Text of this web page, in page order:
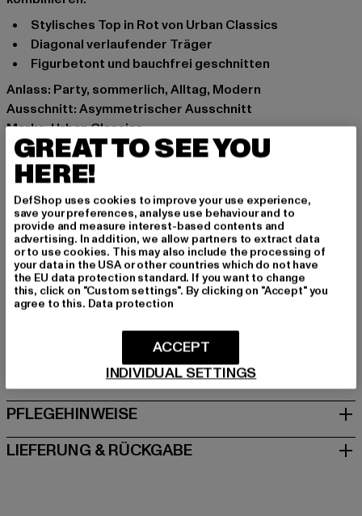
Stylisches Top in Rot von Urban Classics
Diagonal verlaufender Träger
Figurbetont und bauchfrei geschnitten
Anlass: Party, sommerlich, Alltag, Modern
Ausschnitt: Asymmetrischer Ausschnitt
Marke: Urban Classics
Kat.: Tops
Farbe: rot
Hersteller Farbe: terracotta
Materialzusammensetzung: 95% Baumwolle, 5%
Elasthan
Art.Nr: TB5977-04420
Hersteller: TB International GmbH |info@tbint.de
Dr.-Robert-Murjahn-Straße 7 | 64372 Ober-Ramstadt |
GRÖSSE & PASSFORM
PFLEGEHINWEISE
LIEFERUNG & RÜCKGABE
GREAT TO SEE YOU
HERE!
DefShop uses cookies to improve your use experience,
save your preferences, analyse use behaviour and to
provide and measure interest-based contents and
advertising. In addition, we allow partners to extract data
or to use cookies. This may also include the processing of
your data in the USA or other countries which do not have
the EU data protection standard. If you want to change
this, click on "Custom settings". By clicking on "Accept" you
agree to this. Data protection
INDIVIDUAL SETTINGS
ACCEPT